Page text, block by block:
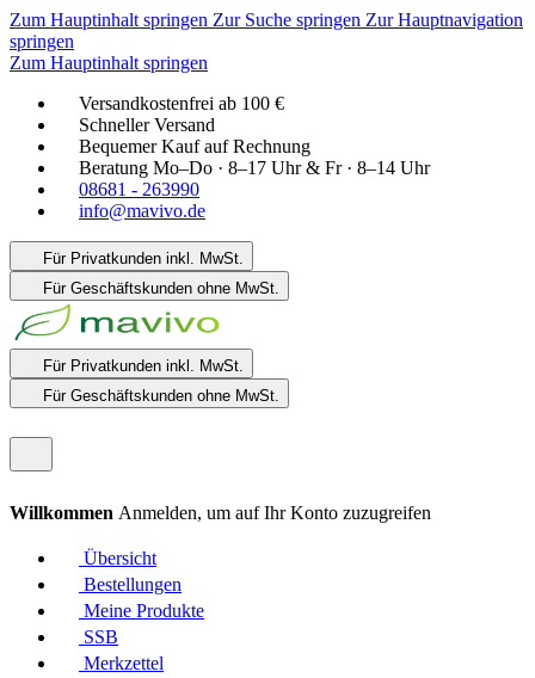
Zum Hauptinhalt springen Zur Suche springen Zur Hauptnavigation
springen
Zum Hauptinhalt springen
Versandkostenfrei ab 100 €
Schneller Versand
Bequemer Kauf auf Rechnung
Beratung Mo–Do · 8–17 Uhr & Fr · 8–14 Uhr
08681 - 263990
info@mavivo.de
Für Privatkunden inkl. MwSt.
Für Geschäftskunden ohne MwSt.
Für Privatkunden inkl. MwSt.
Für Geschäftskunden ohne MwSt.
Willkommen Anmelden, um auf Ihr Konto zuzugreifen
Übersicht
Bestellungen
Meine Produkte
SSB
Merkzettel